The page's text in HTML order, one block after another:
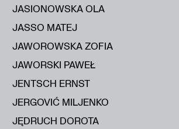
JASIONOWSKA OLA
JASSO MATEJ
JAWOROWSKA ZOFIA
JAWORSKI PAWEŁ
JENTSCH ERNST
JERGOVIĆ MILJENKO
JĘDRUCH DOROTA